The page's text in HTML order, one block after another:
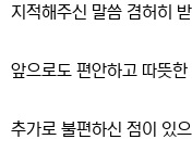
지적해주신 말씀 겸허히
앞으로도 편안하고 따뜻
추가로 불편하신 점이 있